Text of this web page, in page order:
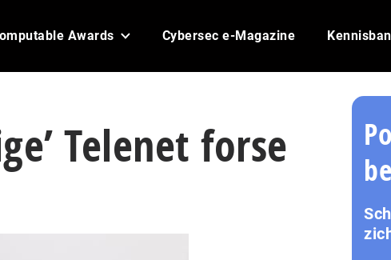
Awards Cybersec e-Magazine
Telenet forse